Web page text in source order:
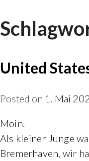
to
content
United
Posted on 1. Mai
Moin.
Als kleiner Junge
Bremerhaven, wir